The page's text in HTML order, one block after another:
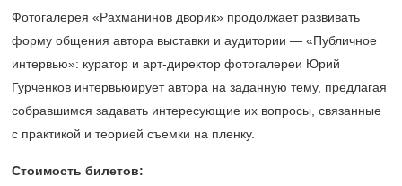
Фотогалерея «Рахманинов дворик» продолжает развивать
форму общения автора выставки и аудитории — «Публичное
интервью»: куратор и арт-директор фотогалереи Юрий
Гурченков интервьюирует автора на заданную тему, предлагая
собравшимся задавать интересующие их вопросы, связанные
с практикой и теорией съемки на пленку.
Стоимость билетов: